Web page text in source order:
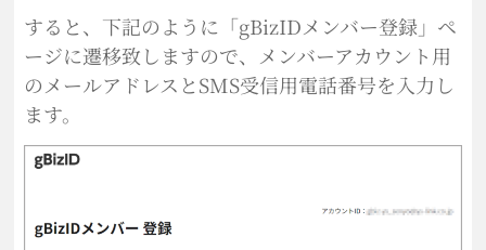
すると、下記のように「gBizIDメンバー登録」ペ
ージに遷移致しますので、メンバーアカウント用
のメールアドレスとSMS受信用電話番号を入力し
ます。